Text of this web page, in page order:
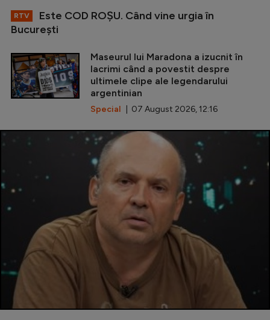
RTV
Este COD ROŞU. Când vine urgia în
Bucureşti
Maseurul lui Maradona a izucnit în
lacrimi când a povestit despre
ultimele clipe ale legendarului
argentinian
Special | 07 August 2026, 12:16